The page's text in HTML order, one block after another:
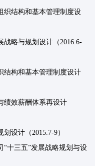
织结构和基本管理制度设
战略与规划设计（2016.6-
结构和基本管理制度设计
绩效薪酬体系再设计
设计（2015.7-9）
十三五”发展战略规划与设